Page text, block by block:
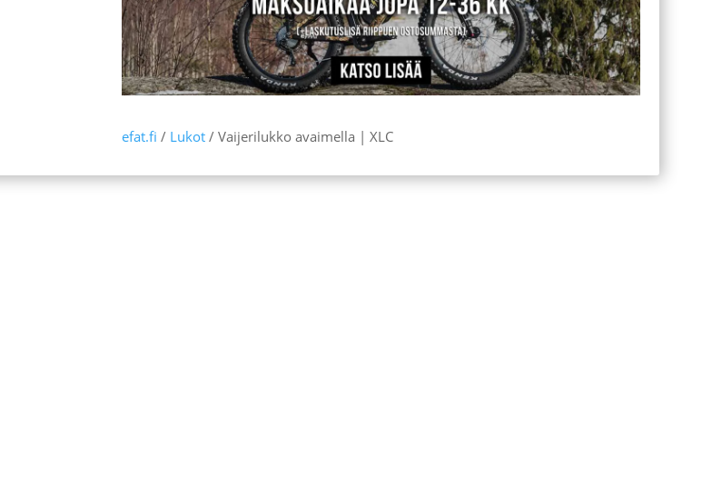
efat.fi / Lukot/ Vaijerilukko avaimella | XLC